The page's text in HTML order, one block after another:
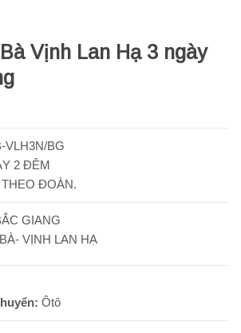
Vịnh Lan Hạ 3 ngày
VLH3N/BG
2 ĐÊM
THEO ĐOÀN.
GIANG
VỊNH LAN HẠ
Ôtô